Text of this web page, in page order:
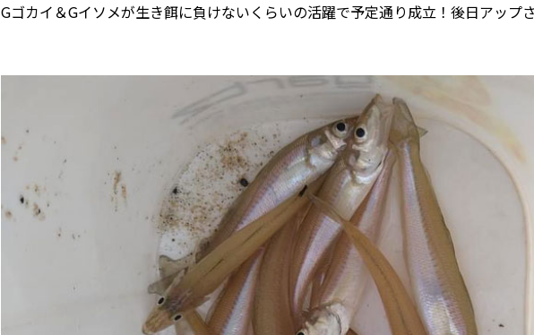
Gゴカイ＆Gイソメが生き餌に負けないくらいの活躍で予定通り成立！後日アップ